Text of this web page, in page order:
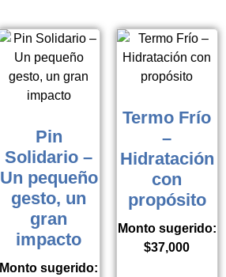
Pin
Solidario –
Un pequeño
gesto, un
gran
impacto
Monto sugerido:
Termo Frío
–
Hidratación
con
propósito
Monto sugerido:
$37,000